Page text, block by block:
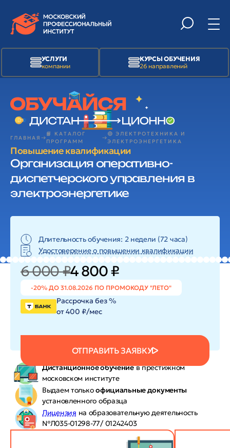
УСЛУГИ
компании
КУРСЫ ОБУЧЕНИЯ
26 направлений
ГЛАВНАЯ
📙 КАТАЛОГ
ПРОГРАММ
🟢 ЭЛЕКТРОТЕХНИКА И
ЭЛЕКТРОЭНЕРГЕТИКА
Повышение квалификации
Организация оперативно-
диспетчерского управления в
электроэнергетике
Длительность обучения: 2 недели (72 часа)
Удостоверение о повышении квалификации
6 000 ₽4 800 ₽
-20% ДО 31.08.2026 ПО ПРОМОКОДУ "ЛЕТО"
ОТПРАВИТЬ ЗАЯВКУ
Рассрочка без %
от 400 ₽/мес
Дистанционное обучениев престижном
московском институте
Выдаем толькоофициальные документы
установленного образца
Лицензия на образовательную деятельность
№Л035-01298-77/ 01242403